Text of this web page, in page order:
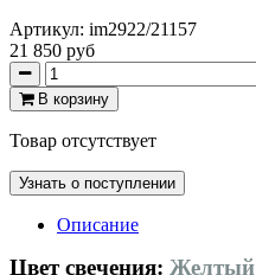
Артикул: im2922/21157
21 850 руб
В корзину
Товар отсутствует
Узнать о поступлении
Описание
Цвет свечения: Желтый